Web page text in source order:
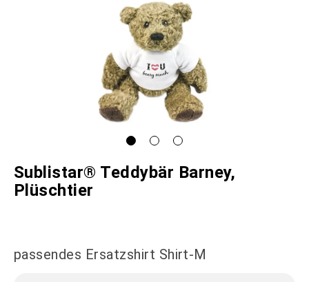
Sublistar® Teddybär Barney,
Plüschtier
passendes Ersatzshirt Shirt-M